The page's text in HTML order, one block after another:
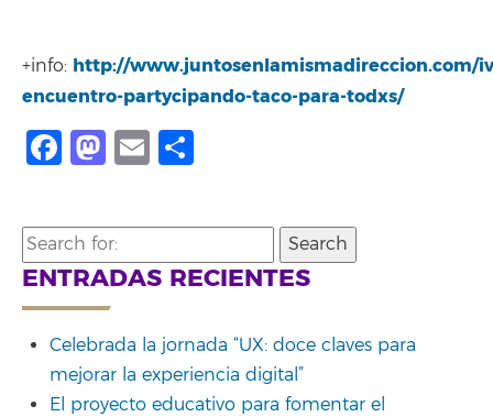
+info: http://www.juntosenlamismadireccion.com/
encuentro-partycipando-taco-para-todxs/
Facebook
Mastodon
Email
Search
for:
ENTRADAS RECIENTES
Celebrada la jornada “UX: doce claves para
mejorar la experiencia digital”
El proyecto educativo para fomentar el